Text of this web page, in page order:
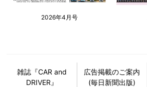
2026年4月号
雑誌『CAR and
DRIVER』
広告掲載のご案内
(毎日新聞出版)